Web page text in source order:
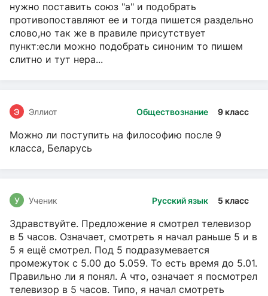
нужно поставить союз "а" и подобрать
противопоставляют ее и тогда пишется раздельно
слово,но так же в правиле присутствует
пункт:если можно подобрать синоним то пишем
слитно и тут нера...
Обществознание 9 класс
Э Эллиот
Можно ли поступить на философию после 9
класса, Беларусь
Русский язык 5 класс
У Ученик
Здравствуйте. Предложение я смотрел телевизор
в 5 часов. Означает, смотреть я начал раньше 5 и в
5 я ещё смотрел. Под 5 подразумевается
промежуток с 5.00 до 5.059. То есть время до 5.01.
Правильно ли я понял. А что, означает я посмотрел
телевизор в 5 часов. Типо, я начал смотреть